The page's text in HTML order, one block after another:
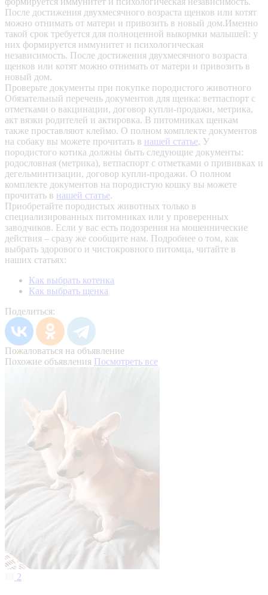
После достижения двухмесячного возраста щенков или котят
можно отнимать от матери и привозить в новый дом.Именно
такой срок требуется для полноценной выкормки малышей: у
них формируется иммунитет и психологическая
независимость. После достижения двухмесячного возраста
щенков или котят можно отнимать от матери и привозить в
новый дом.
Проверьте документы при покупке породистого животного
Обязательный перечень документов для щенка: ветпаспорт с
отметками о вакцинации, договор купли-продажи, метрика,
акт вязки родителей и актировка. В питомниках щенкам
также проставляют клеймо. О полном комплекте документов
на собаку вы можете прочитать в нашей статье. У
породистого котика должны быть следующие документы:
родословная (метрика), ветпаспорт с отметками о прививках и
дегельминтизации, договор купли-продажи. О полном
комплекте документов на породистую кошку вы можете
прочитать в нашей статье.
Приобретайте породистых животных только в
специализированных питомниках или у проверенных
заводчиков. Если у вас есть подозрения на мошеннические
действия – сразу же сообщите нам. Подробнее о том, как
выбрать здорового и чистокровного питомца, читайте в
наших статьях:
Как выбрать котенка
Как выбрать щенка
Поделиться:
Пожаловаться на объявление
Похожие объявления Посмотреть все
2